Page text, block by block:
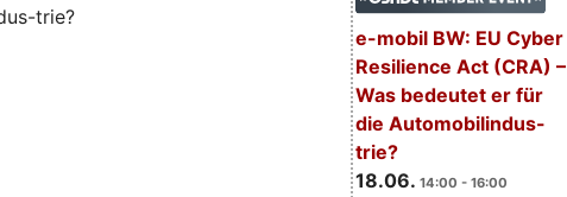
e-mobil BW: EU Cyber
Resilience Act (CRA) –
Was bedeutet er für
die Automobilindus-
trie?
18.06. 14:00 - 16:00
trie?